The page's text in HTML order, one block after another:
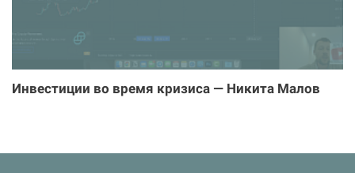
Инвестиции во время кризиса — Никита Малов